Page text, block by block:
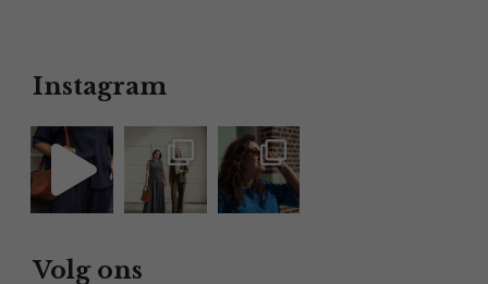
Instagram
Volg ons